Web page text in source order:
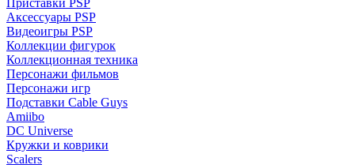
Приставки PSP
Аксессуары PSP
Видеоигры PSP
Коллекции фигурок
Коллекционная техника
Персонажи фильмов
Персонажи игр
Подставки Cable Guys
Amiibo
DC Universe
Кружки и коврики
Scalers